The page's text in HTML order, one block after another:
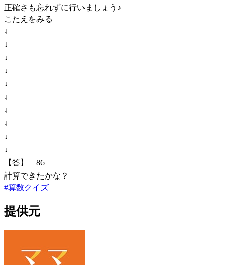
正確さも忘れずに行いましょう♪
こたえをみる
↓
↓
↓
↓
↓
↓
↓
↓
↓
↓
【答】 86
計算できたかな？
#算数クイズ
提供元